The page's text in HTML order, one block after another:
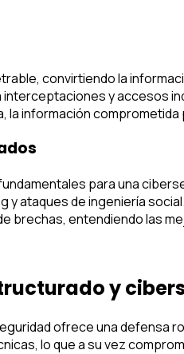
convirtiendo la
y accesos
la información
para una
ataques de ingeniería
brechas, entendiendo las
y
ofrece una defensa
lo que a su vez